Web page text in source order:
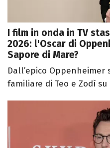
I film in onda in TV
2026: l'Oscar di
Sapore di Mare?
Dall’epico Oppenheimer
familiare di Teo e Zodì su